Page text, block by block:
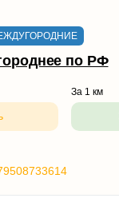
по РФ
За 1 км